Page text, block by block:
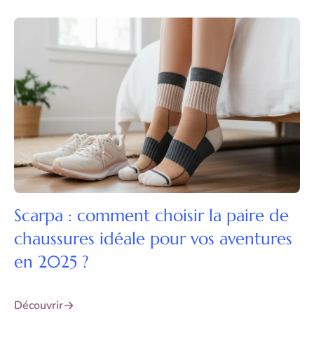
Scarpa : comment choisir la paire de
chaussures idéale pour vos aventures
en 2025 ?
Découvrir